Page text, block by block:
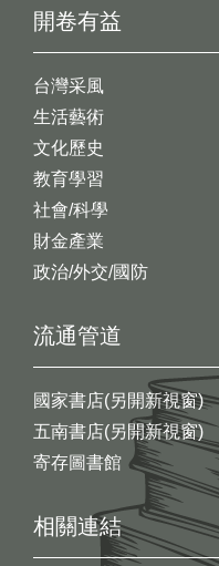
開卷有益
台灣采風
生活藝術
文化歷史
教育學習
社會/科學
財金產業
政治/外交/國防
流通管道
國家書店(另開新視窗)
五南書店(另開新視窗)
寄存圖書館
相關連結